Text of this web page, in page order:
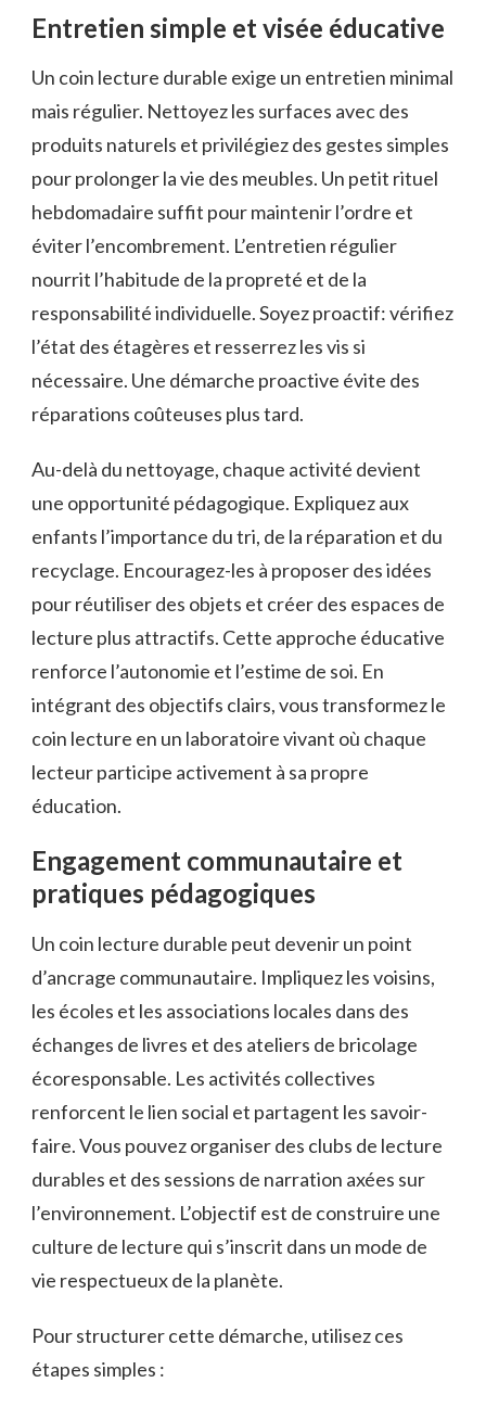
Entretien simple et visée éducative
Un coin lecture durable exige un entretien minimal
mais régulier. Nettoyez les surfaces avec des
produits naturels et privilégiez des gestes simples
pour prolonger la vie des meubles. Un petit rituel
hebdomadaire suffit pour maintenir l’ordre et
éviter l’encombrement. L’entretien régulier
nourrit l’habitude de la propreté et de la
responsabilité individuelle. Soyez proactif: vérifiez
l’état des étagères et resserrez les vis si
nécessaire. Une démarche proactive évite des
réparations coûteuses plus tard.
Au-delà du nettoyage, chaque activité devient
une opportunité pédagogique. Expliquez aux
enfants l’importance du tri, de la réparation et du
recyclage. Encouragez-les à proposer des idées
pour réutiliser des objets et créer des espaces de
lecture plus attractifs. Cette approche éducative
renforce l’autonomie et l’estime de soi. En
intégrant des objectifs clairs, vous transformez le
coin lecture en un laboratoire vivant où chaque
lecteur participe activement à sa propre
éducation.
Engagement communautaire et
pratiques pédagogiques
Un coin lecture durable peut devenir un point
d’ancrage communautaire. Impliquez les voisins,
les écoles et les associations locales dans des
échanges de livres et des ateliers de bricolage
écoresponsable. Les activités collectives
renforcent le lien social et partagent les savoir-
faire. Vous pouvez organiser des clubs de lecture
durables et des sessions de narration axées sur
l’environnement. L’objectif est de construire une
culture de lecture qui s’inscrit dans un mode de
vie respectueux de la planète.
Pour structurer cette démarche, utilisez ces
étapes simples :